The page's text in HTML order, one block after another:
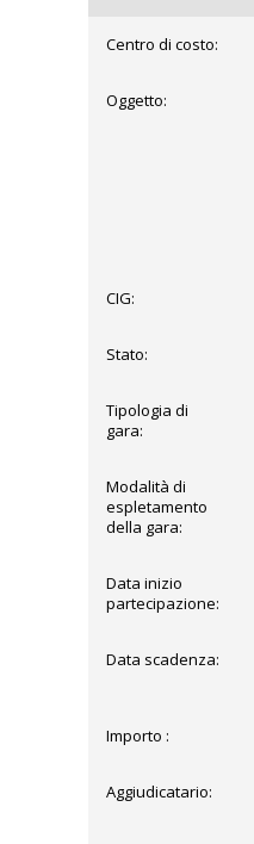
Centro di costo:
Oggetto:
CIG:
Stato:
Tipologia di
gara:
Modalità di
espletamento
della gara:
Data inizio
partecipazione:
Data scadenza:
Importo :
Aggiudicatario: